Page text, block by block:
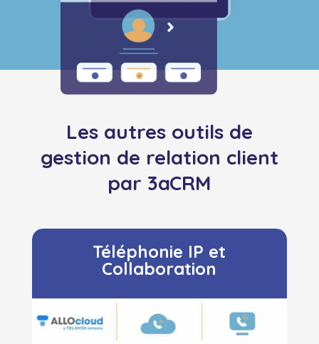
Les autres outils de
gestion de relation client
par 3aCRM
Téléphonie IP et
Collaboration